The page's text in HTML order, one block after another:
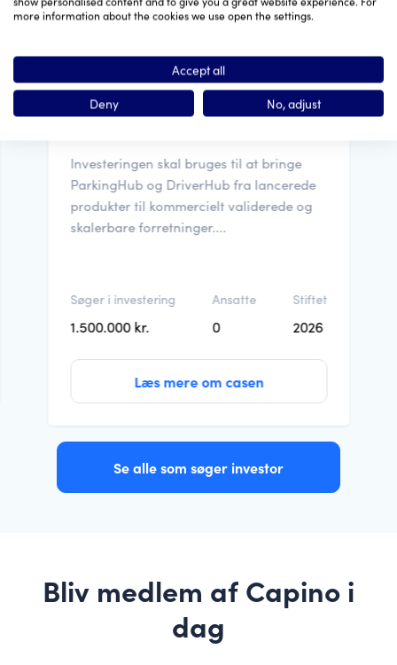
Danmark
ShareHub ApS med to live
mobilitetsplatforme søger aktiv
Investeringen skal bruges til at bringe
ParkingHub og DriverHub fra lancerede
produkter til kommercielt validerede og
skalerbare forretninger....
Søger i investering
1.500.000 kr.
Ansatte
0
Stiftet
2026
Læs mere om casen
Se alle som søger investor
Bliv medlem af Capino i
dag
more information about the cookies we use open the settings.
Accept all
Deny
No, adjust